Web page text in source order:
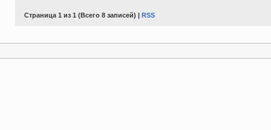
Страница 1 из 1 (Всего 8 записей) | RSS